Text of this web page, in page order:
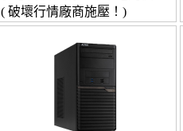
( 破壞行情廠商施壓！)